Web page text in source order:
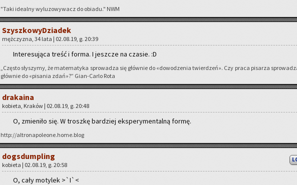
"Taki ide­al­ny wy­lu­zo­wy­wacz do obia­du." NWM
Szysz­ko­wy­Dzia­dek
męż­czy­zna, 34 lata | 02.08.19, g. 20:39
In­te­re­su­ją­ca treść i forma. I jesz­cze na cza­sie. :D
„Czę­sto sły­szy­my, że ma­te­ma­ty­ka spro­wa­dza się głów­nie do «do­wo­dze­nia twier­dzeń». Czy praca pi­sa­rza
głów­nie do «pi­sa­nia zdań»?” Gian-Car­lo Rota
dra­ka­ina
ko­bie­ta, Kra­ków | 02.08.19, g. 20:48
O, zmie­ni­ło się. W trosz­kę bar­dziej eks­pe­ry­men­tal­ną formę.
http://altronapoleone.home.blog
do­gs­dum­pling
ko­bie­ta | 02.08.19, g. 20:58
O, cały mo­ty­lek >`I`<